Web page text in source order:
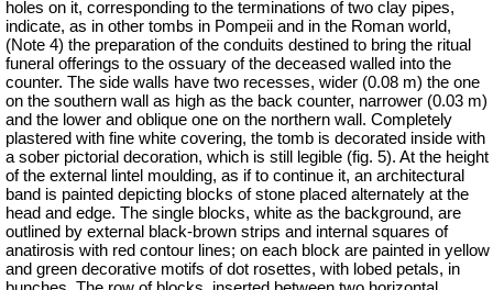
holes on it, corresponding to the terminations of two clay pipes,
indicate, as in other tombs in Pompeii and in the Roman world,
(Note 4) the preparation of the conduits destined to bring the ritual
funeral offerings to the ossuary of the deceased walled into the
counter. The side walls have two recesses, wider (0.08 m) the one
on the southern wall as high as the back counter, narrower (0.03 m)
and the lower and oblique one on the northern wall. Completely
plastered with fine white covering, the tomb is decorated inside with
a sober pictorial decoration, which is still legible (fig. 5). At the height
of the external lintel moulding, as if to continue it, an architectural
band is painted depicting blocks of stone placed alternately at the
head and edge. The single blocks, white as the background, are
outlined by external black-brown strips and internal squares of
anatirosis with red contour lines; on each block are painted in yellow
and green decorative motifs of dot rosettes, with lobed petals, in